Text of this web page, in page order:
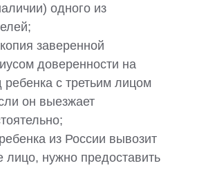
одного из
заверенной
доверенности на
ребенка с третьим лицом
он выезжает
из России вывозит
лицо, нужно предоставить